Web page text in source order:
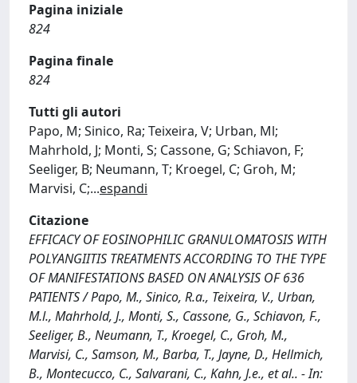
Pagina iniziale
824
Pagina finale
824
Tutti gli autori
Papo, M; Sinico, Ra; Teixeira, V; Urban, Ml;
Mahrhold, J; Monti, S; Cassone, G; Schiavon, F;
Seeliger, B; Neumann, T; Kroegel, C; Groh, M;
Marvisi, C;...espandi
Citazione
EFFICACY OF EOSINOPHILIC GRANULOMATOSIS WITH
POLYANGIITIS TREATMENTS ACCORDING TO THE TYPE
OF MANIFESTATIONS BASED ON ANALYSIS OF 636
PATIENTS / Papo, M., Sinico, R.a., Teixeira, V., Urban,
M.l., Mahrhold, J., Monti, S., Cassone, G., Schiavon, F.,
Seeliger, B., Neumann, T., Kroegel, C., Groh, M.,
Marvisi, C., Samson, M., Barba, T., Jayne, D., Hellmich,
B., Montecucco, C., Salvarani, C., Kahn, J.e., et al.. - In: